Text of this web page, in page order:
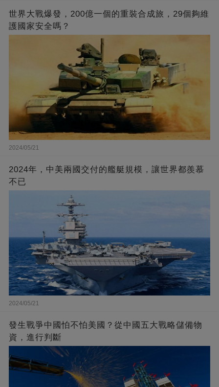
世界大戰爆發，200億一個的重裝合成旅，29個夠維
護國家安全嗎？
2024/05/21
2024年，中美兩國交付的艦艇規模，讓世界都羨慕
不已
2024/05/21
發生戰爭中國怕不怕美國？從中國五大戰略儲備物
資，進行判斷